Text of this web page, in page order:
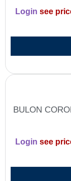
Login see
BULON
Login see